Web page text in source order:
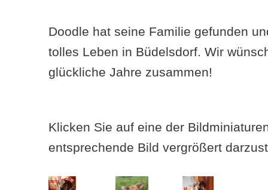
Doodle hat seine Familie gefunden
tolles Leben in Büdelsdorf. Wir
glückliche Jahre zusammen!
Klicken Sie auf eine der
entsprechende Bild vergrößert